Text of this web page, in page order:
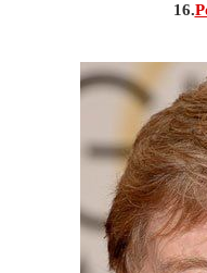
16.